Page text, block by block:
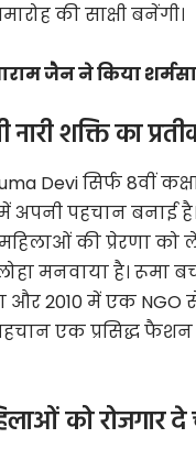
की साक्षी बनेंगी।
जैन ने किया
नारी शक्ति का
Devi सिर्फ 8वीं
पहचान बनाई है।
की प्रेरणा
मनवाया है। रूमा
और 2010 में एक
एक प्रसिद्ध
को रोजगार